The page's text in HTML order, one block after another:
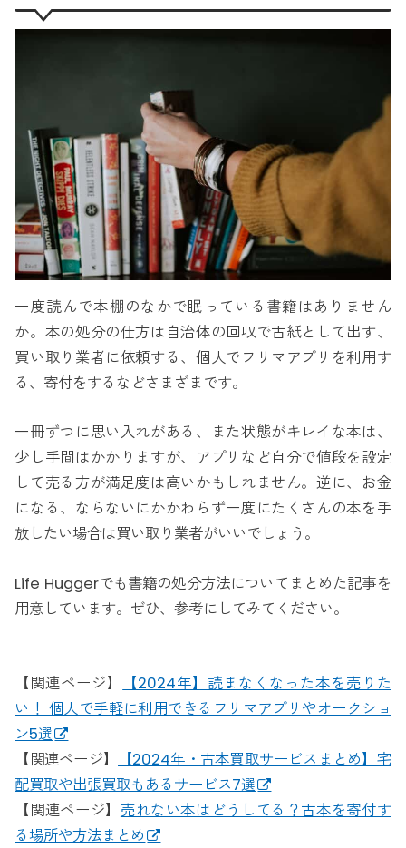
一度読んで本棚のなかで眠っている書籍はありません
か。本の処分の仕方は自治体の回収で古紙として出す、
買い取り業者に依頼する、個人でフリマアプリを利用す
る、寄付をするなどさまざまです。
一冊ずつに思い入れがある、また状態がキレイな本は、
少し手間はかかりますが、アプリなど自分で値段を設定
して売る方が満足度は高いかもしれません。逆に、お金
になる、ならないにかかわらず一度にたくさんの本を手
放したい場合は買い取り業者がいいでしょう。
Life Huggerでも書籍の処分方法についてまとめた記事を
用意しています。ぜひ、参考にしてみてください。
【関連ページ】
【2024年】読まなくなった本を売りた
い！ 個人で手軽に利用できるフリマアプリやオークショ
ン5選
【関連ページ】
【2024年・古本買取サービスまとめ】宅
配買取や出張買取もあるサービス7選
【関連ページ】 売れない本はどうしてる？古本を寄付す
る場所や方法まとめ